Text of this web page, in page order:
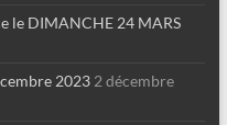
le DIMANCHE 24 MARS
2023 2 décembre